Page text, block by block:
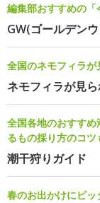
編集部おすすめの
GW(ゴールデン
全国のネモフィラ
ネモフィラが見
全国各地のおすす
るもの採り方のコツ
潮干狩りガイド
春のお出かけにピッ